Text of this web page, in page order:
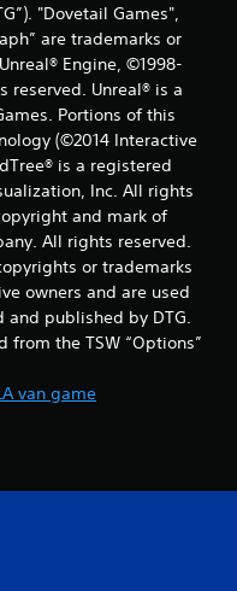
l
i
n
g
e
n
"Dovetail Games",
are trademarks or
Engine, ©1998-
reserved. Unreal® is a
Portions of this
(©2014 Interactive
is a registered
Inc. All rights
and mark of
All rights reserved.
or trademarks
owners and are used
and published by DTG.
the TSW “Options”
van game